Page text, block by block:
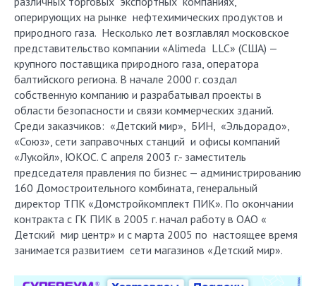
оперирующих на рынке нефтехимических продуктов и
природного газа. Несколько лет возглавлял московское
представительство компании «Alimeda LLC» (США) —
крупного поставщика природного газа, оператора
балтийского региона. В начале 2000 г. создал
собственную компанию и разрабатывал проекты в
области безопасности и связи коммерческих зданий.
Среди заказчиков: «Детский мир», БИН, «Эльдорадо»,
«Союз», сети заправочных станций и офисы компаний
«Лукойл», ЮКОС. С апреля 2003 г.- заместитель
председателя правления по бизнес — администрированию
160 Домостроительного комбината, генеральный
директор ТПК «Домстройкомплект ПИК». По окончании
контракта с ГК ПИК в 2005 г. начал работу в ОАО «
Детский мир центр» и с марта 2005 по настоящее время
занимается развитием сети магазинов «Детский мир».